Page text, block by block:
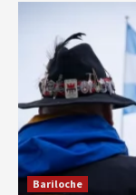
Bariloche